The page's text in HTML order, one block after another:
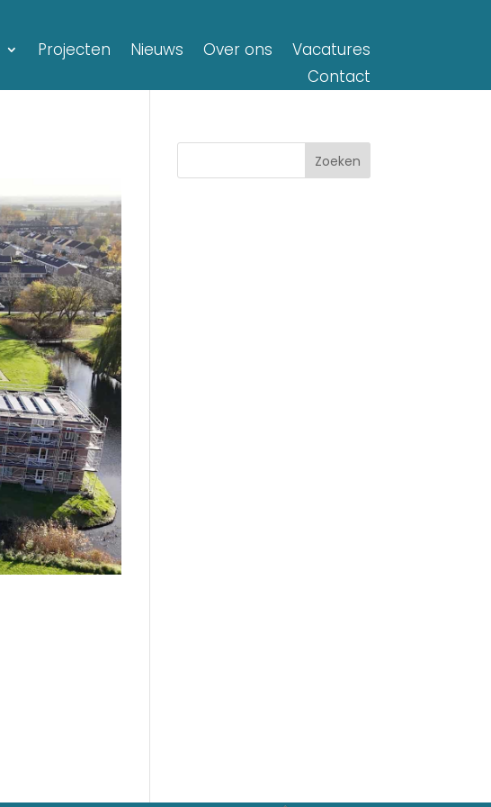
Projecten Nieuws Over ons
Vacatures
Contact
Zoeken